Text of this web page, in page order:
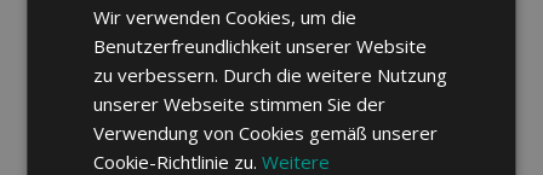
muss, organisiert die 24h
Notfallnummer Sympany die
Extrarückreise von
versicherten mitreisenden
Familienangehörigen oder
einer nahestehenden
Wir verwenden Cookies, um die
Benutzerfreundlichkeit unserer Website
zu verbessern. Durch die weitere Nutzung
unserer Webseite stimmen Sie der
Verwendung von Cookies gemäß unserer
Cookie-Richtlinie zu.Weitere